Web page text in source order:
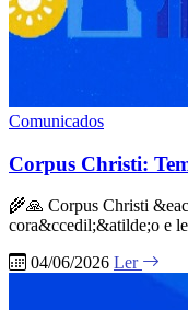
Comunicados
Corpus Christi:
🌾🙏 Corpus Christi
cora&ccedil;&atilde;o e
04/06/2026 Ler